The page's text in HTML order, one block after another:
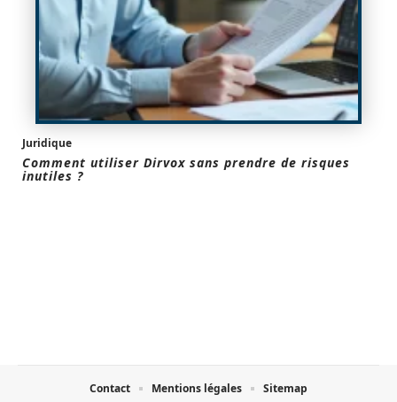
Juridique
Comment utiliser Dirvox sans prendre de risques
inutiles ?
Contact Mentions légales Sitemap